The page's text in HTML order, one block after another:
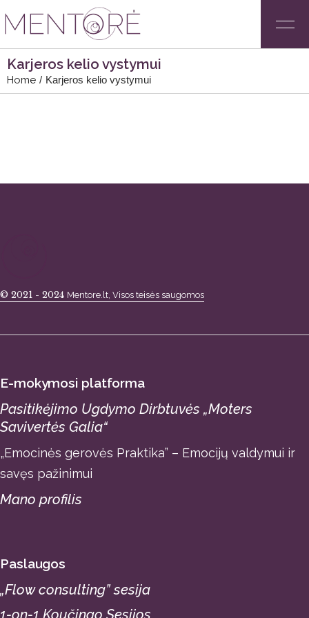
Karjeros kelio vystymui
Home Karjeros kelio vystymui
© 2021 - 2024 Mentore.lt, Visos teisės saugomos
E-mokymosi platforma
Pasitikėjimo Ugdymo Dirbtuvės „Moters
Savivertės Galia“
„Emocinės gerovės Praktika” – Emocijų valdymui ir
savęs pažinimui
Mano profilis
Paslaugos
„Flow consulting” sesija